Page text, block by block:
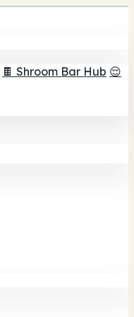
🍫 Shroom Bar Hub 😌